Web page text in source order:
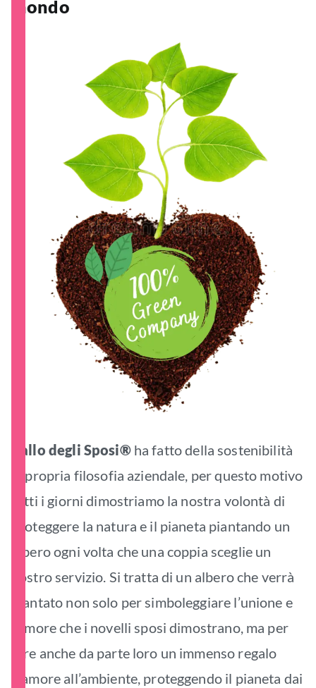
mondo
Ballo degli Sposi®ha fatto della sostenibilità
la propria filosofia aziendale, per questo motivo
tutti i giorni dimostriamo la nostra volontà di
proteggere la natura e il pianeta piantando un
albero ogni volta che una coppia sceglie un
nostro servizio. Si tratta di un albero che verrà
piantato non solo per simboleggiare l’unione e
l’amore che i novelli sposi dimostrano, ma per
fare anche da parte loro un immenso regalo
d’amore all’ambiente, proteggendo il pianeta dai